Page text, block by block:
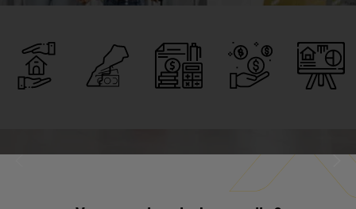
conseil
mon
argent
au
transfère
mon
argent
J’investis
dans
mon
pays